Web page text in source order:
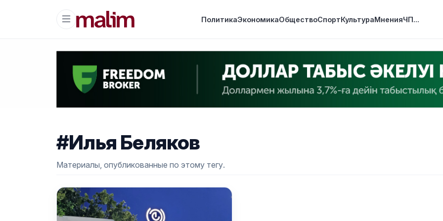
ПолитикаЭкономикаОбществоСпортКультураМненияЧП...
#Илья Беляков
Материалы, опубликованные по этому тегу.